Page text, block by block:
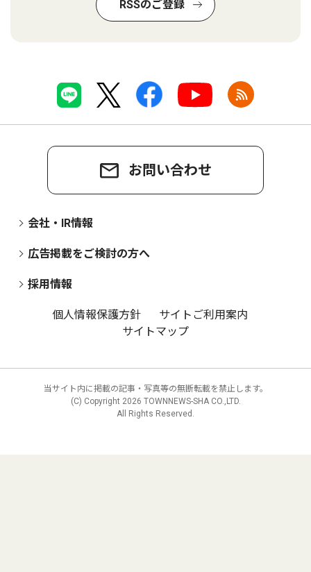
RSSのご登録
お問い合わせ
会社・IR情報
広告掲載をご検討の方へ
採用情報
個人情報保護方針
サイトご利用案内
サイトマップ
当サイト内に掲載の記事・写真等の無断転載を禁止します。
(C) Copyright 2026 TOWNNEWS-SHA CO.,LTD.
All Rights Reserved.